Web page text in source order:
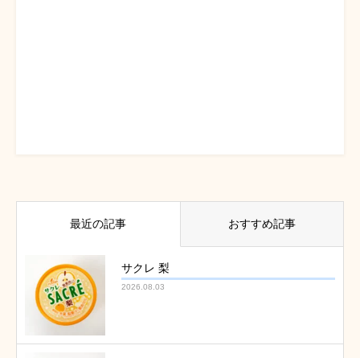
最近の記事 おすすめ記事
サクレ 梨
2026.08.03